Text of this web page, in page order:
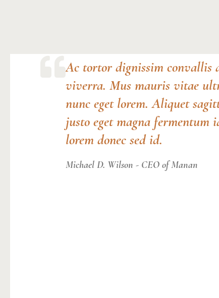
Ac tortor dignissim convallis
viverra. Mus mauris vitae
nunc eget lorem. Aliquet
justo eget magna fermentum
lorem donec sed id.
Michael D. Wilson - CEO of Manan